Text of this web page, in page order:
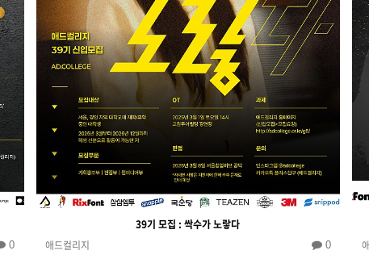
0
39기 모집 : 싹수가 노랗다
애드컬리지
0